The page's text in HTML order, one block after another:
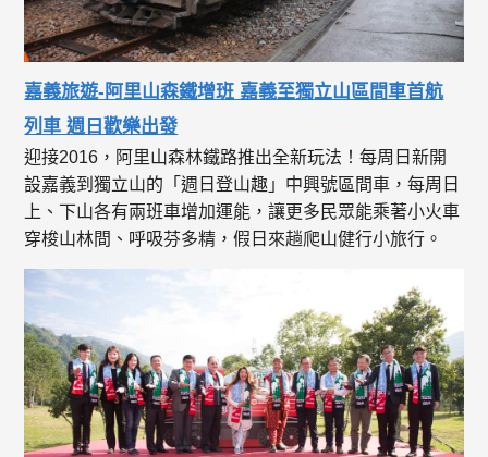
嘉義旅遊-阿里山森鐵增班 嘉義至獨立山區間車首航
列車 週日歡樂出發
迎接2016，阿里山森林鐵路推出全新玩法！每周日新開
設嘉義到獨立山的「週日登山趣」中興號區間車，每周日
上、下山各有兩班車增加運能，讓更多民眾能乘著小火車
穿梭山林間、呼吸芬多精，假日來趟爬山健行小旅行。